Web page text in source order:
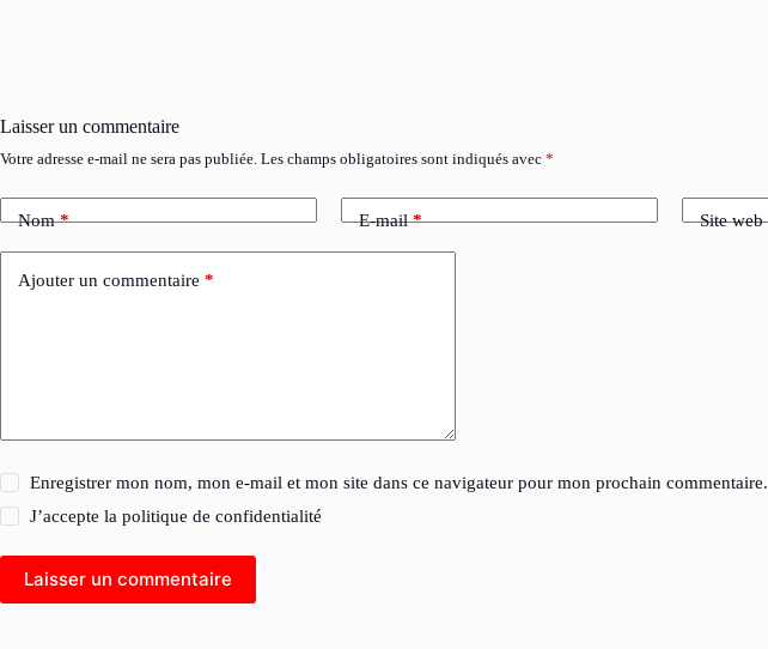
Laisser un commentaire
Votre adresse e-mail ne sera pas publiée. Les champs obligatoires sont indiqués avec *
Nom* E-mail* Site web
Ajouter un commentaire *
Enregistrer mon nom, mon e-mail et mon site dans ce navigateur pour mon prochain commentaire.
J’accepte lapolitique de confidentialité
Laisser un commentaire